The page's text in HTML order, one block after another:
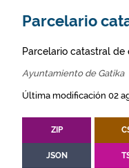
Parcelario
Parcelario catastral de
Ayuntamiento de Gatika
Última modificación 02
ZIP
JSON